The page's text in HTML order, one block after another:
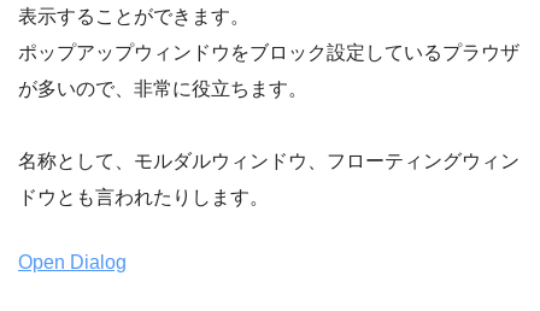
表示することができます。
ポップアップウィンドウをブロック設定しているプラウザ
が多いので、非常に役立ちます。
名称として、モルダルウィンドウ、フローティングウィン
ドウとも言われたりします。
Open Dialog